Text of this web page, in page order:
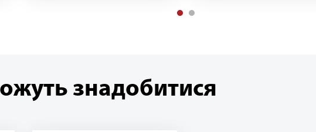
знадобитися